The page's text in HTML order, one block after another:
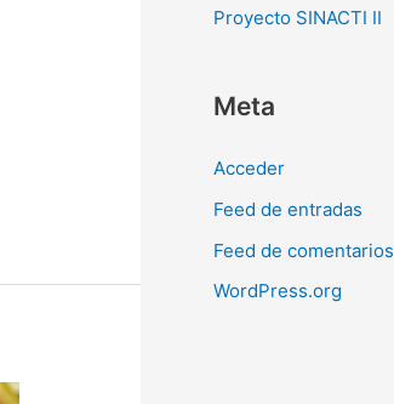
Proyecto SINACTI II
Meta
Acceder
Feed de entradas
Feed de comentarios
WordPress.org